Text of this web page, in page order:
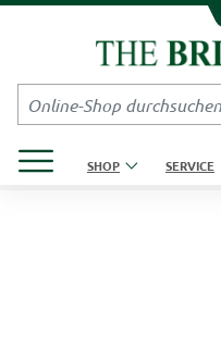
Kompletten Head der Seite
SHOP SERVICE